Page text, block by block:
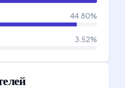
44.80%
3.52%